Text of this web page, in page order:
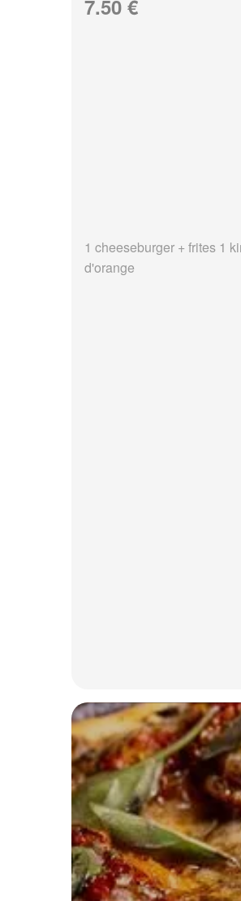
7.50 €
1 cheeseburger + frites 1
d'orange